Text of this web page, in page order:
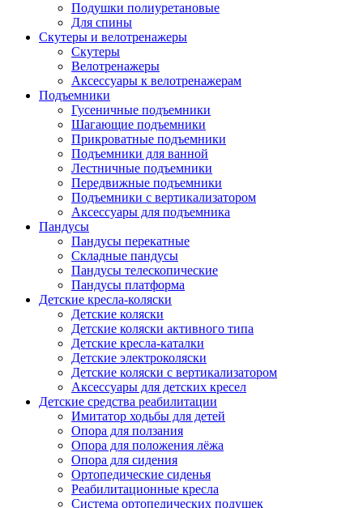
Подушки полиуретановые
Для спины
Скутеры и велотренажеры
Скутеры
Велотренажеры
Аксессуары к велотренажерам
Подъемники
Гусеничные подъемники
Шагающие подъемники
Прикроватные подъемники
Подъемники для ванной
Лестничные подъемники
Передвижные подъемники
Подъемники с вертикализатором
Аксессуары для подъемника
Пандусы
Пандусы перекатные
Складные пандусы
Пандусы телескопические
Пандусы платформа
Детские кресла-коляски
Детские коляски
Детские коляски активного типа
Детские кресла-каталки
Детские электроколяски
Детские коляски с вертикализатором
Аксессуары для детских кресел
Детские средства реабилитации
Имитатор ходьбы для детей
Опора для ползания
Опора для положения лёжа
Опора для сидения
Ортопедические сиденья
Реабилитационные кресла
Система ортопедических подушек